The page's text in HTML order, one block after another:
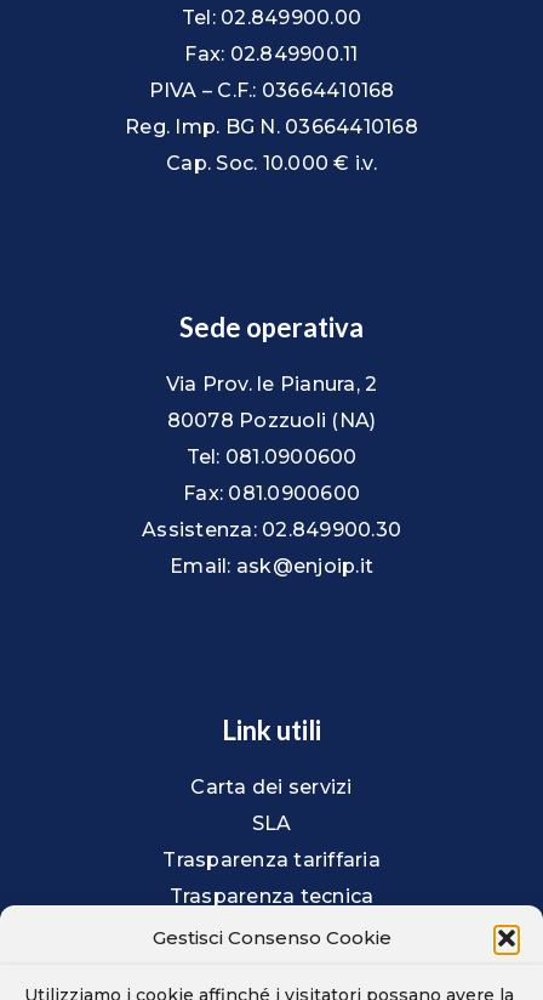
Gestisci Consenso Cookie
Utilizziamo i cookie affinché i visitatori possano avere la
Tel: 02.849900.00
Fax: 02.849900.11
PIVA – C.F.: 03664410168
Reg. Imp. BG N. 03664410168
Cap. Soc. 10.000 € i.v.
Sede operativa
Via Prov. le Pianura, 2
80078 Pozzuoli (NA)
Tel: 081.0900600
Fax: 081.0900600
Assistenza: 02.849900.30
Email: ask@enjoip.it
Link utili
Carta dei servizi
SLA
Trasparenza tariffaria
Trasparenza tecnica
Prestazioni offerte